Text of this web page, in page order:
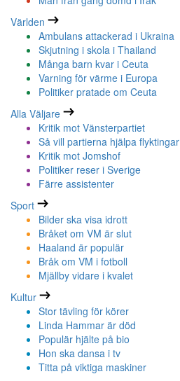
Världen
Ambulans attackerad i Ukraina
Skjutning i skola i Thailand
Många barn kvar i Ceuta
Varning för värme i Europa
Politiker pratade om Ceuta
Alla Väljare
Kritik mot Vänsterpartiet
Så vill partierna hjälpa flyktingar
Kritik mot Jomshof
Politiker reser i Sverige
Färre assistenter
Sport
Bilder ska visa idrott
Bråket om VM är slut
Haaland är populär
Bråk om VM i fotboll
Mjällby vidare i kvalet
Kultur
Stor tävling för körer
Linda Hammar är död
Populär hjälte på bio
Hon ska dansa i tv
Titta på viktiga maskiner